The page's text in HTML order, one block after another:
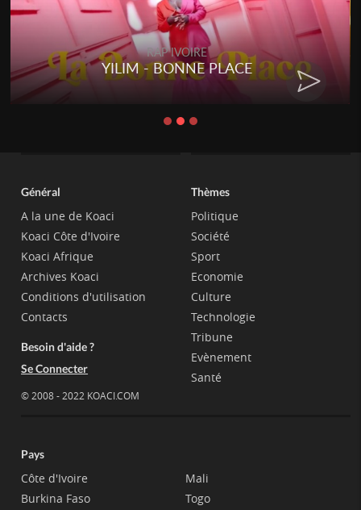
RAP IVOIRE
YILIM - BONNE PLACE
Général
A la une de Koaci
Koaci Côte d'Ivoire
Koaci Afrique
Archives Koaci
Conditions d'utilisation
Contacts
Besoin d'aide ?
Se Connecter
© 2008 - 2022 KOACI.COM
Thèmes
Politique
Société
Sport
Economie
Culture
Technologie
Tribune
Evènement
Santé
Pays
Côte d'Ivoire
Burkina Faso
Mali
Togo